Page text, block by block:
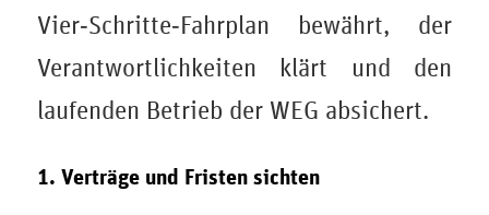
Vier‑Schritte‑Fahrplan bewährt, der
Verantwortlichkeiten klärt und den
laufenden Betrieb der WEG absichert.
1. Verträge und Fristen sichten